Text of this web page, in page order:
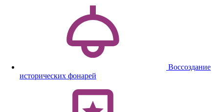
Воссоздание
исторических фонарей